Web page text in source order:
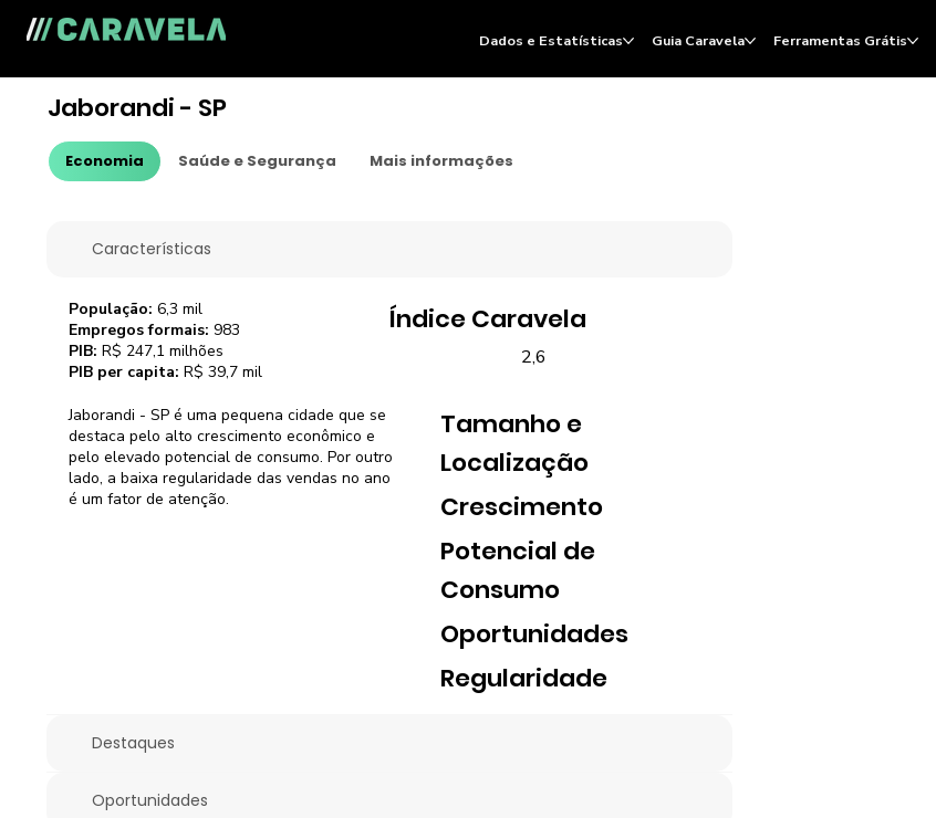
Características
Jaborandi - SP é uma pequena cidade que se
destaca pelo alto crescimento econômico e
pelo elevado potencial de consumo. Por outro
lado, a baixa regularidade das vendas no ano
é um fator de atenção.
Índice Caravela
2,6
Tamanho e
Localização
Crescimento
Potencial de
Consumo
Oportunidades
Regularidade
População: 6,3 mil
Empregos formais: 983
PIB: R$ 247,1 milhões
PIB per capita: R$ 39,7 mil
Destaques
Oportunidades
Economia Saúde e Segurança Mais informações
Jaborandi - SP
Dados e Estatísticas Guia Caravela Ferramentas Grátis